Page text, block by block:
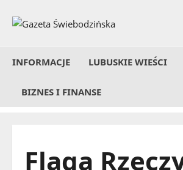
INFORMACJE LUBUSKIE WIEŚCI
BIZNES I FINANSE
Flaga